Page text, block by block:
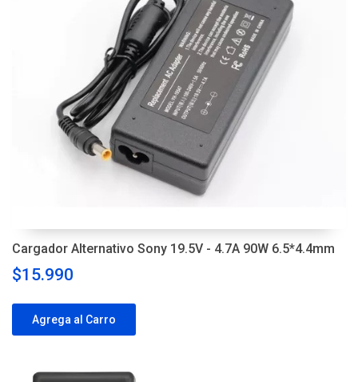
Cargador Alternativo Sony 19.5V - 4.7A 90W 6.5*4.4mm
$15.990
Agrega al Carro